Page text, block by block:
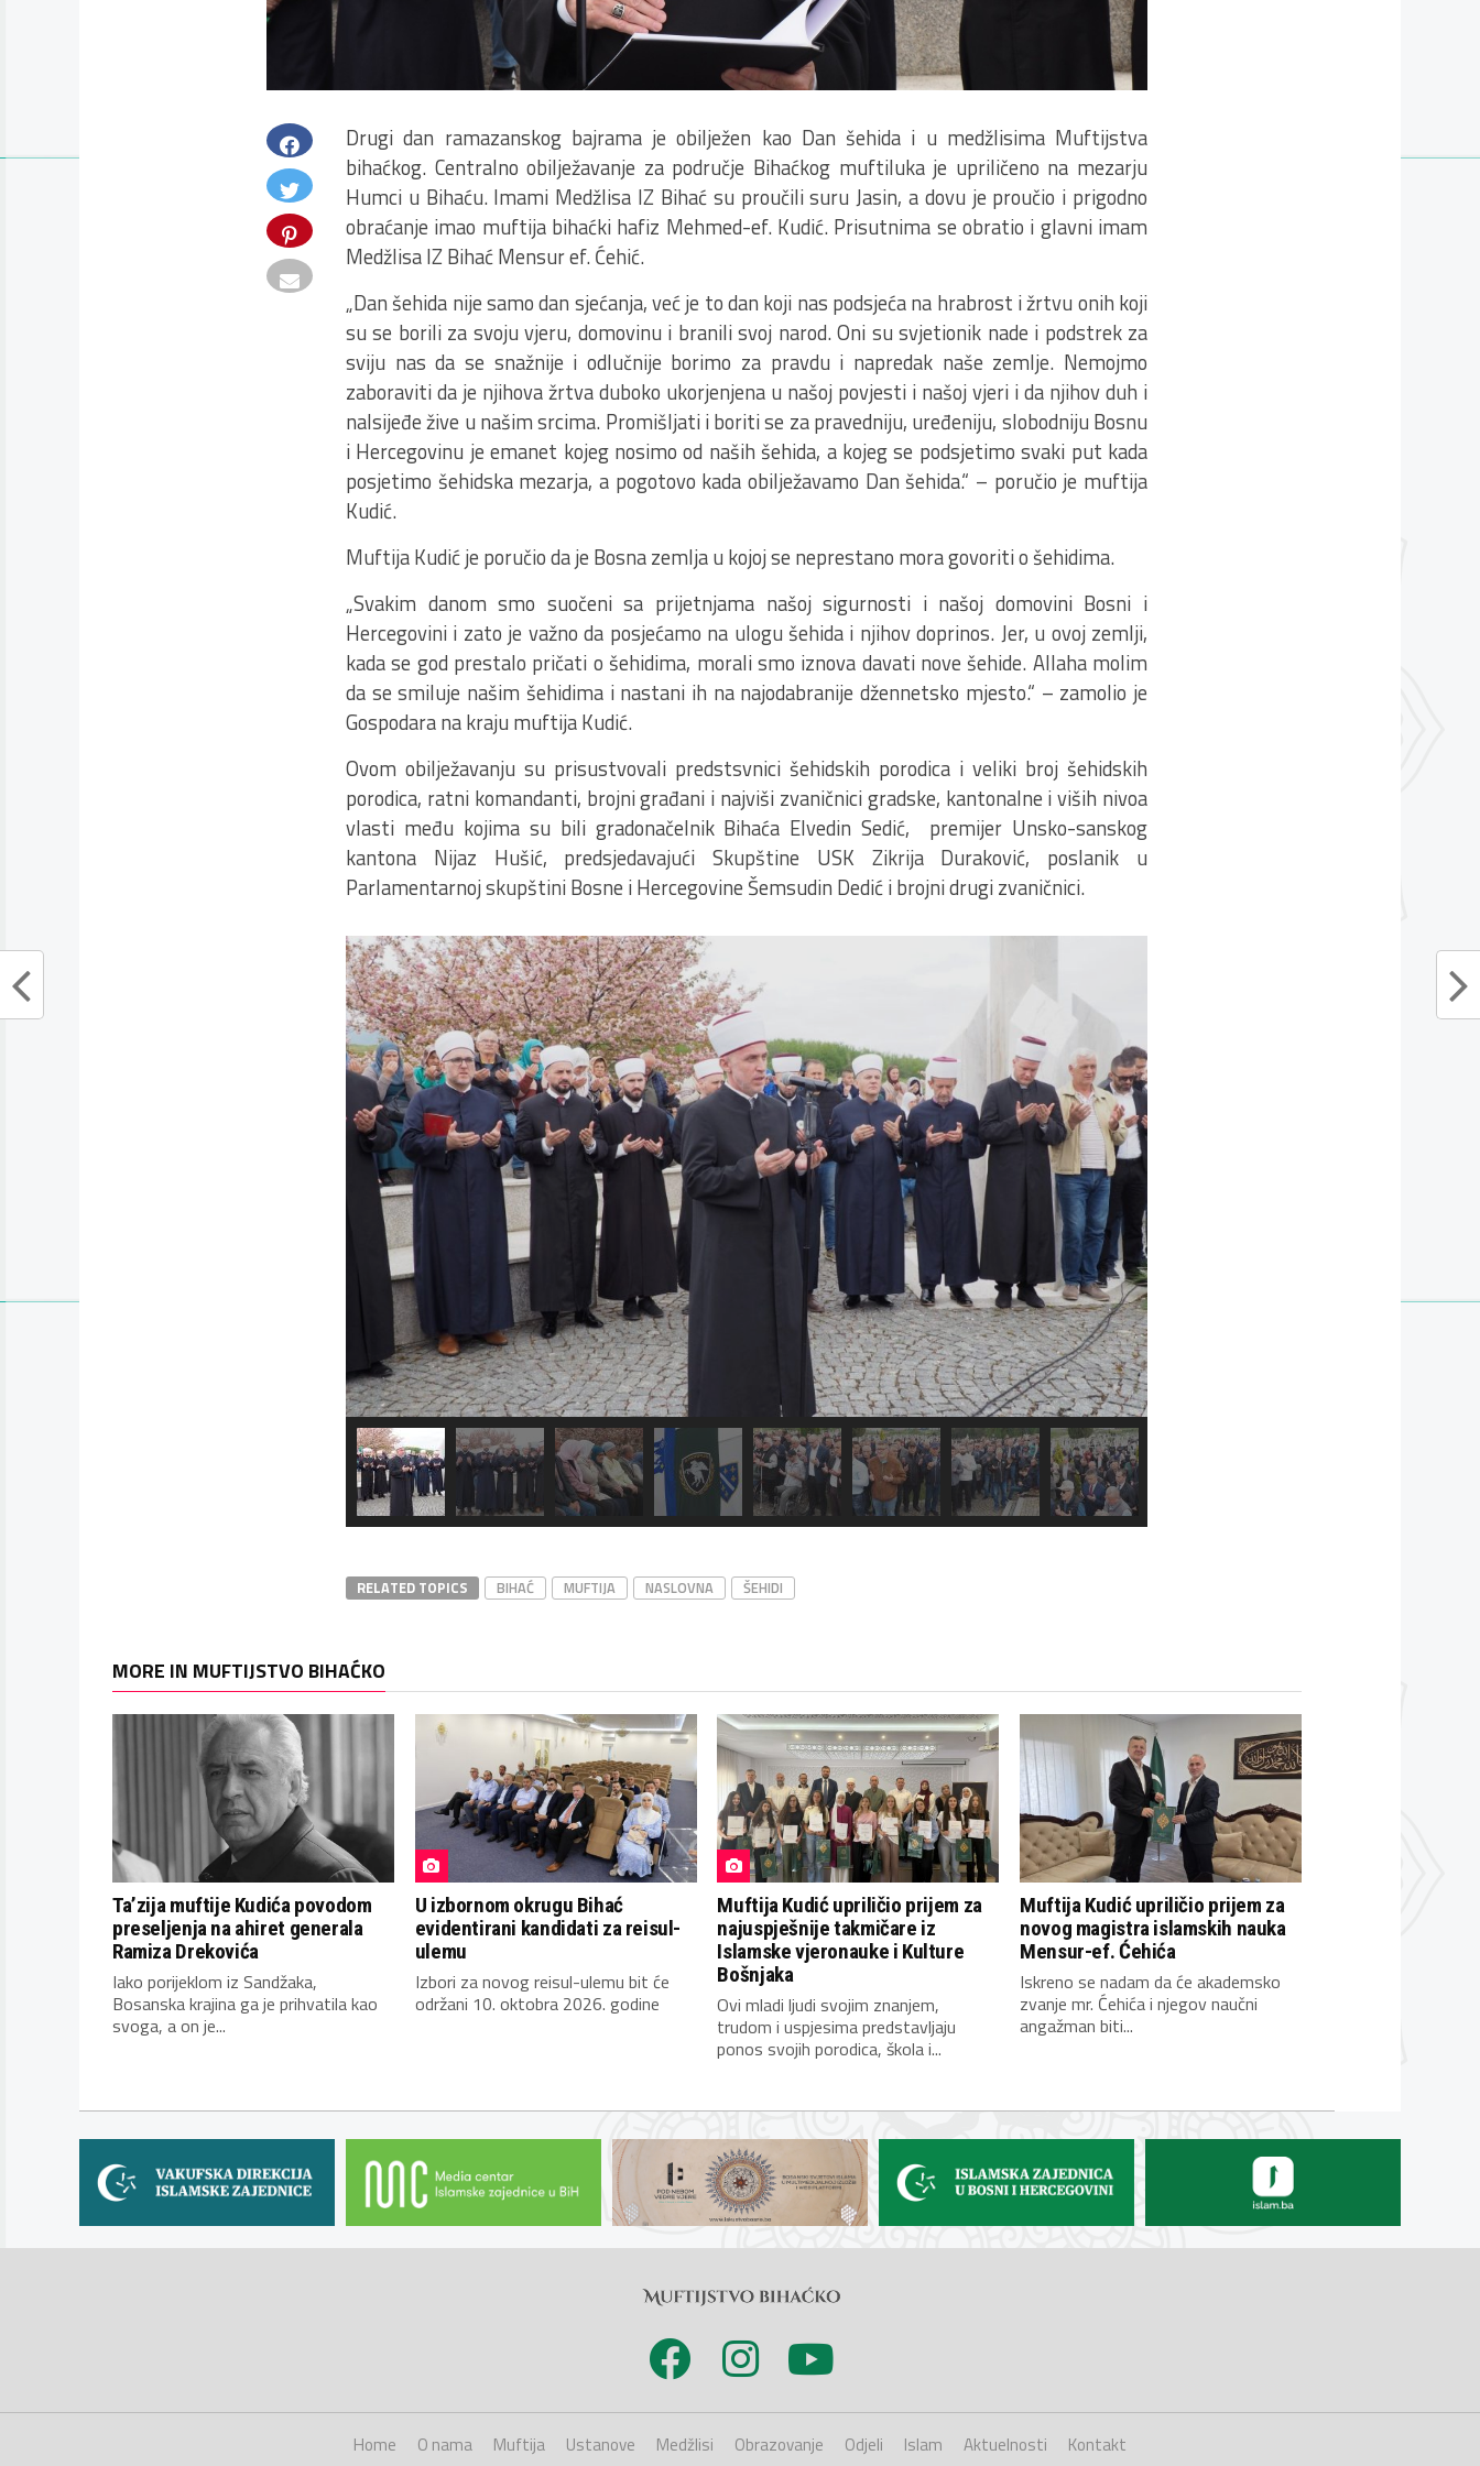
Drugi dan ramazanskog bajrama je obilježen kao Dan šehida i u medžlisima Muftijstva
bihaćkog. Centralno obilježavanje za područje Bihaćkog muftiluka je upriličeno na mezarju
Humci u Bihaću. Imami Medžlisa IZ Bihać su proučili suru Jasin, a dovu je proučio i prigodno
obraćanje imao muftija bihaćki hafiz Mehmed-ef. Kudić. Prisutnima se obratio i glavni imam
Medžlisa IZ Bihać Mensur ef. Ćehić.
„Dan šehida nije samo dan sjećanja, već je to dan koji nas podsjeća na hrabrost i žrtvu onih koji
su se borili za svoju vjeru, domovinu i branili svoj narod. Oni su svjetionik nade i podstrek za
sviju nas da se snažnije i odlučnije borimo za pravdu i napredak naše zemlje. Nemojmo
zaboraviti da je njihova žrtva duboko ukorjenjena u našoj povjesti i našoj vjeri i da njihov duh i
nalsijeđe žive u našim srcima. Promišljati i boriti se za pravedniju, uređeniju, slobodniju Bosnu
i Hercegovinu je emanet kojeg nosimo od naših šehida, a kojeg se podsjetimo svaki put kada
posjetimo šehidska mezarja, a pogotovo kada obilježavamo Dan šehida.“ – poručio je muftija
Kudić.
Muftija Kudić je poručio da je Bosna zemlja u kojoj se neprestano mora govoriti o šehidima.
„Svakim danom smo suočeni sa prijetnjama našoj sigurnosti i našoj domovini Bosni i
Hercegovini i zato je važno da posjećamo na ulogu šehida i njihov doprinos. Jer, u ovoj zemlji,
kada se god prestalo pričati o šehidima, morali smo iznova davati nove šehide. Allaha molim
da se smiluje našim šehidima i nastani ih na najodabranije džennetsko mjesto.“ – zamolio je
Gospodara na kraju muftija Kudić.
Ovom obilježavanju su prisustvovali predstsvnici šehidskih porodica i veliki broj šehidskih
porodica, ratni komandanti, brojni građani i najviši zvaničnici gradske, kantonalne i viših nivoa
vlasti među kojima su bili gradonačelnik Bihaća Elvedin Sedić, premijer Unsko-sanskog
kantona Nijaz Hušić, predsjedavajući Skupštine USK Zikrija Duraković, poslanik u
Parlamentarnoj skupštini Bosne i Hercegovine Šemsudin Dedić i brojni drugi zvaničnici.
RELATED TOPICS BIHAĆ MUFTIJA NASLOVNA ŠEHIDI
MORE IN MUFTIJSTVO BIHAĆKO
Ta’zija muftije Kudića povodom
preseljenja na ahiret generala
Ramiza Drekovića
Iako porijeklom iz Sandžaka,
Bosanska krajina ga je prihvatila kao
svoga, a on je...
U izbornom okrugu Bihać
evidentirani kandidati za reisul-
ulemu
Izbori za novog reisul-ulemu bit će
održani 10. oktobra 2026. godine
Muftija Kudić upriličio prijem za
najuspješnije takmičare iz
Islamske vjeronauke i Kulture
Bošnjaka
Ovi mladi ljudi svojim znanjem,
trudom i uspjesima predstavljaju
ponos svojih porodica, škola i...
Muftija Kudić upriličio prijem za
novog magistra islamskih nauka
Mensur-ef. Ćehića
Iskreno se nadam da će akademsko
zvanje mr. Ćehića i njegov naučni
angažman biti...
Home O nama Muftija Ustanove Medžlisi Obrazovanje Odjeli Islam Aktuelnosti Kontakt